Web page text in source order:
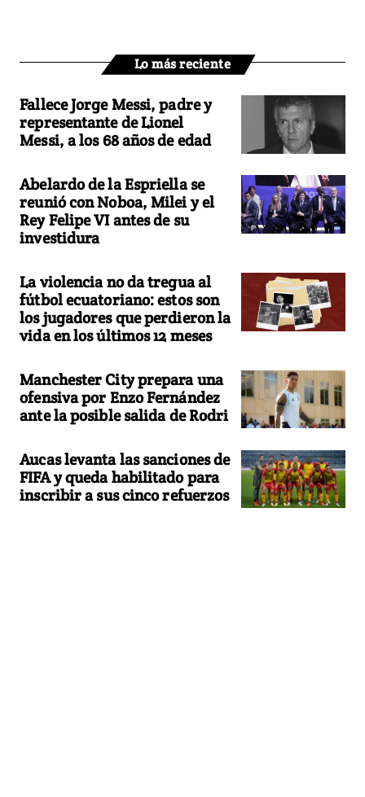
Lo más reciente
Fallece Jorge Messi, padre y
representante de Lionel
Messi, a los 68 años de edad
Abelardo de la Espriella se
reunió con Noboa, Milei y el
Rey Felipe VI antes de su
investidura
La violencia no da tregua al
fútbol ecuatoriano: estos son
los jugadores que perdieron la
vida en los últimos 12 meses
Manchester City prepara una
ofensiva por Enzo Fernández
ante la posible salida de Rodri
Aucas levanta las sanciones de
FIFA y queda habilitado para
inscribir a sus cinco refuerzos